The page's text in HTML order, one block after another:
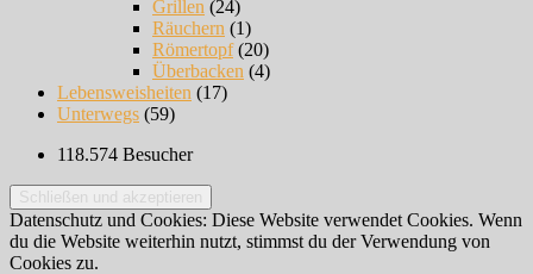
Grillen (24)
Räuchern (1)
Römertopf(20)
Überbacken (4)
Lebensweisheiten (17)
Unterwegs (59)
118.574 Besucher
Datenschutz und Cookies: Diese Website verwendet Cookies. Wenn
du die Website weiterhin nutzt, stimmst du der Verwendung von
Cookies zu.